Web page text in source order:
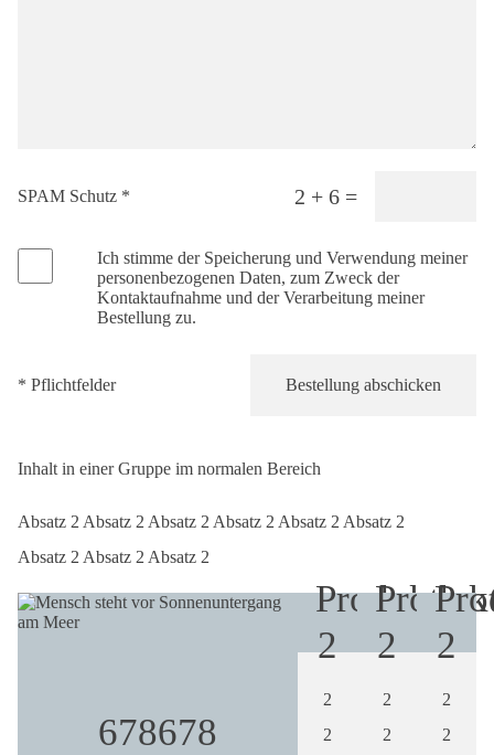
SPAM Schutz * 2 + 6 =
Ich stimme der Speicherung und Verwendung meiner
personenbezogenen Daten, zum Zweck der
Kontaktaufnahme und der Verarbeitung meiner
Bestellung zu.
* Pflichtfelder
Inhalt in einer Gruppe im normalen Bereich
Absatz 2 Absatz 2 Absatz 2 Absatz 2 Absatz 2 Absatz 2
Absatz 2 Absatz 2 Absatz 2
678678
Produkt
2
2
2
2
2
2
2
2
2